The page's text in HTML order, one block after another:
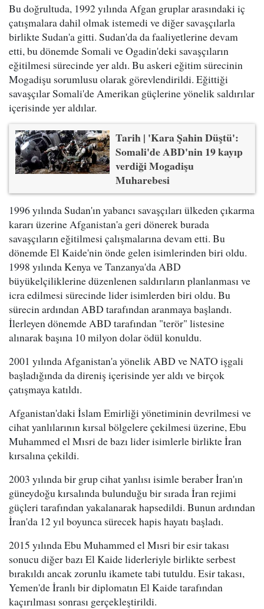
Bu doğrultuda, 1992 yılında Afgan gruplar arasındaki iç
çatışmalara dahil olmak istemedi ve diğer savaşçılarla
birlikte Sudan'a gitti. Sudan'da da faaliyetlerine devam
etti, bu dönemde Somali ve Ogadin'deki savaşçıların
eğitilmesi sürecinde yer aldı. Bu askeri eğitim sürecinin
Mogadişu sorumlusu olarak görevlendirildi. Eğittiği
savaşçılar Somali'de Amerikan güçlerine yönelik saldırılar
içerisinde yer aldılar.
Tarih | 'Kara Şahin Düştü':
Somali'de ABD'nin 19 kayıp
verdiği Mogadişu
Muharebesi
1996 yılında Sudan'ın yabancı savaşçıları ülkeden çıkarma
kararı üzerine Afganistan'a geri dönerek burada
savaşçıların eğitilmesi çalışmalarına devam etti. Bu
dönemde El Kaide'nin önde gelen isimlerinden biri oldu.
1998 yılında Kenya ve Tanzanya'da ABD
büyükelçiliklerine düzenlenen saldırıların planlanması ve
icra edilmesi sürecinde lider isimlerden biri oldu. Bu
sürecin ardından ABD tarafından aranmaya başlandı.
İlerleyen dönemde ABD tarafından "terör" listesine
alınarak başına 10 milyon dolar ödül konuldu.
2001 yılında Afganistan'a yönelik ABD ve NATO işgali
başladığında da direniş içerisinde yer aldı ve birçok
çatışmaya katıldı.
Afganistan'daki İslam Emirliği yönetiminin devrilmesi ve
cihat yanlılarının kırsal bölgelere çekilmesi üzerine, Ebu
Muhammed el Mısri de bazı lider isimlerle birlikte İran
kırsalına çekildi.
2003 yılında bir grup cihat yanlısı isimle beraber İran'ın
güneydoğu kırsalında bulunduğu bir sırada İran rejimi
güçleri tarafından yakalanarak hapsedildi. Bunun ardından
İran'da 12 yıl boyunca sürecek hapis hayatı başladı.
2015 yılında Ebu Muhammed el Mısri bir esir takası
sonucu diğer bazı El Kaide liderleriyle birlikte serbest
bırakıldı ancak zorunlu ikamete tabi tutuldu. Esir takası,
Yemen'de İranlı bir diplomatın El Kaide tarafından
kaçırılması sonrası gerçekleştirildi.